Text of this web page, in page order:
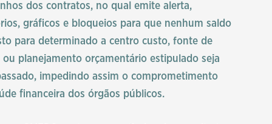
dos contratos, no qual emite alerta,
gráficos e bloqueios para que nenhum saldo
para determinado a centro custo, fonte de
ou planejamento orçamentário estipulado seja
impedindo assim o comprometimento
financeira dos órgãos públicos.